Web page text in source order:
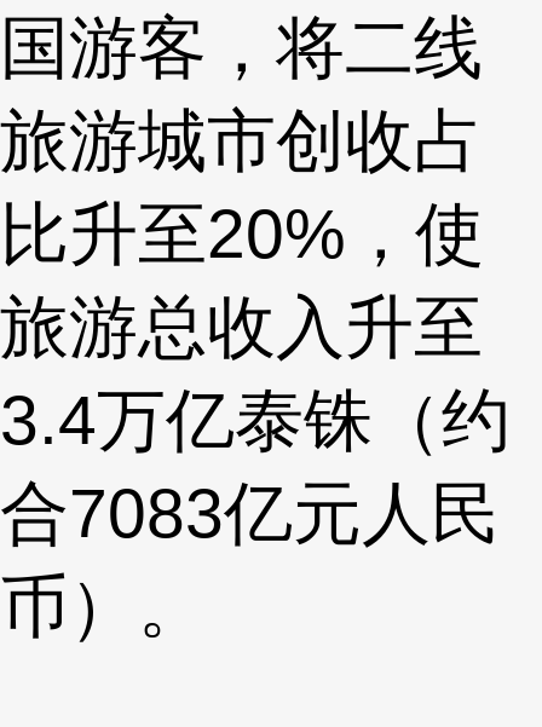
国游客，将二线
旅游城市创收占
比升至20%，使
旅游总收入升至
3.4万亿泰铢（约
合7083亿元人民
币）。